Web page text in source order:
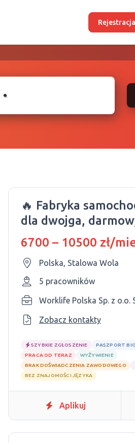
Rejestracja
×
🔥 Fabryka
dla dwojga,
żadnego
żadnego języka
6700 – 10500 zł/
Polska, Stalowa Wola
5 pracowników
Worklife Polska Sp. z o.o.
Zobacz kontakty
SZYBKIE ZGŁOSZENIE
PASZPORT
PRACA OD TERAZ
WYŻYWIENIE
BRAK DOŚWIADCZENIA ZAWODOWEGO
BEZ ZNAJOMOŚCI JĘZYKA
Aplikuj